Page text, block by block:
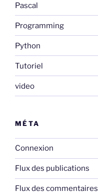
Pascal
Programming
Python
Tutoriel
video
MÉTA
Connexion
Flux des publications
Flux des commentaires